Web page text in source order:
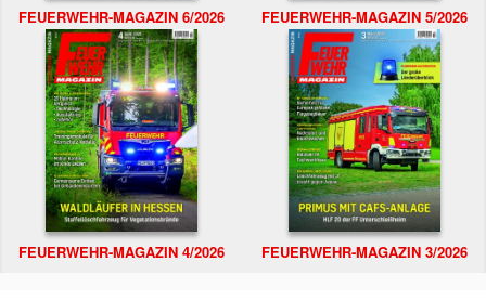
FEUERWEHR-MAGAZIN 6/2026 FEUERWEHR-MAGAZIN 5/2026
FEUERWEHR-MAGAZIN 4/2026 FEUERWEHR-MAGAZIN 3/2026